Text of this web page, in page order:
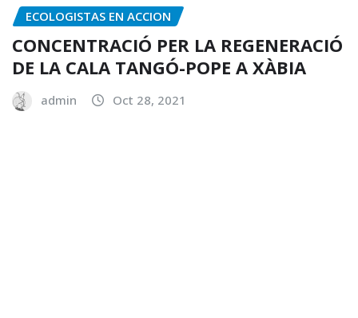
ECOLOGISTAS EN ACCION
CONCENTRACIÓ PER LA REGENERACIÓ
DE LA CALA TANGÓ-POPE A XÀBIA
admin Oct 28, 2021